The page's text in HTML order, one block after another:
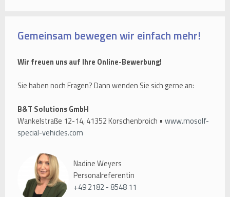
Gemeinsam bewegen wir einfach mehr!
Wir freuen uns auf Ihre Online-Bewerbung!
Sie haben noch Fragen? Dann wenden Sie sich gerne an:
B&T Solutions GmbH
Wankelstraße 12-14, 41352 Korschenbroich • www.mosolf-
special-vehicles.com
Nadine Weyers
Personalreferentin
+49 2182 - 8548 11